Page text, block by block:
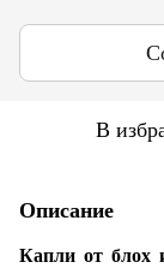
В
Описание
Капли от блох